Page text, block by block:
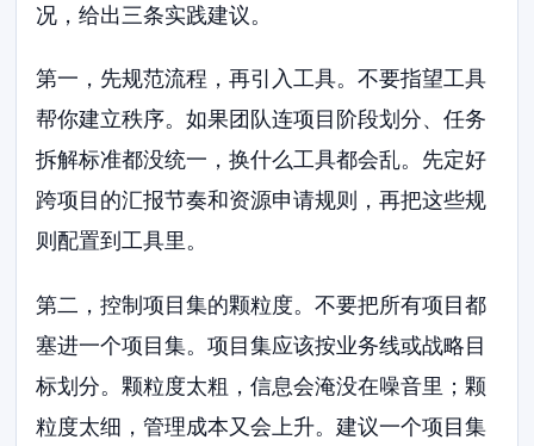
况，给出三条实践建议。
第一，先规范流程，再引入工具。不要指望工具
帮你建立秩序。如果团队连项目阶段划分、任务
拆解标准都没统一，换什么工具都会乱。先定好
跨项目的汇报节奏和资源申请规则，再把这些规
则配置到工具里。
第二，控制项目集的颗粒度。不要把所有项目都
塞进一个项目集。项目集应该按业务线或战略目
标划分。颗粒度太粗，信息会淹没在噪音里；颗
粒度太细，管理成本又会上升。建议一个项目集